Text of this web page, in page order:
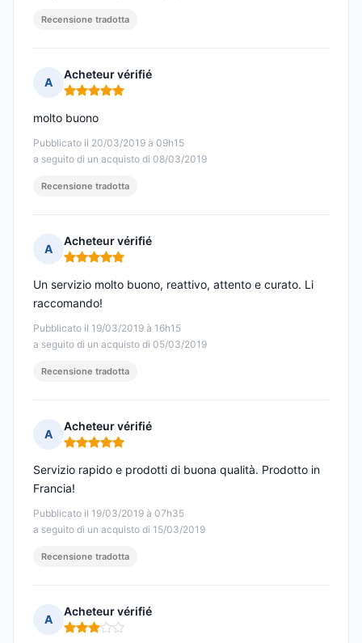
Recensione tradotta
A
Acheteur vérifié
Nota: 5 su 5
Pubblicato il 20/03/2019 à 09h15
a seguito di un acquisto di 08/03/2019
molto buono
Recensione tradotta
A
Acheteur vérifié
Nota: 5 su 5
Pubblicato il 19/03/2019 à 16h15
a seguito di un acquisto di 05/03/2019
Un servizio molto buono, reattivo, attento e curato. Li
raccomando!
Recensione tradotta
A
Acheteur vérifié
Nota: 5 su 5
Pubblicato il 19/03/2019 à 07h35
a seguito di un acquisto di 15/03/2019
Servizio rapido e prodotti di buona qualità. Prodotto in
Francia!
Recensione tradotta
A
Acheteur vérifié
Nota: 3 su 5